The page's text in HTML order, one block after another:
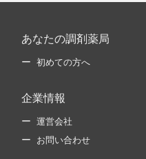
あなたの調剤薬局
初めての方へ
企業情報
運営会社
お問い合わせ